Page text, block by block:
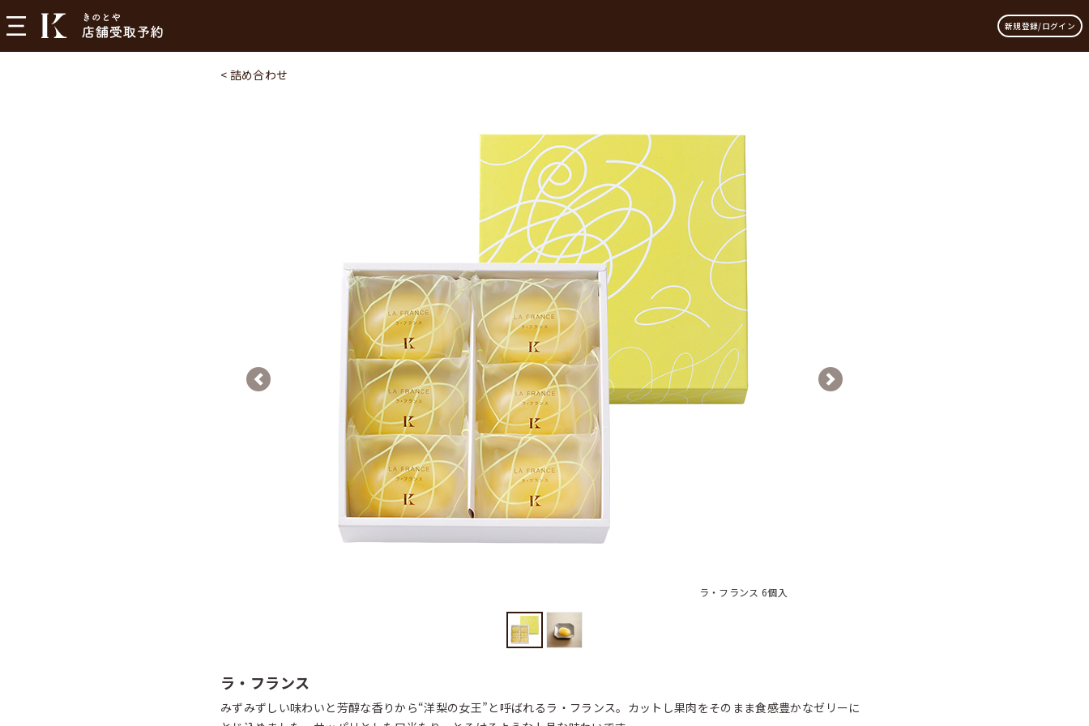
新規登録/ログイン
< 詰め合わせ
ラ・フランス 6個入
Previous Next
ラ・フランス
みずみずしい味わいと芳醇な香りから“洋梨の女王”と呼ばれるラ・フランス。カットし果肉をそのまま食感豊かなゼリーに